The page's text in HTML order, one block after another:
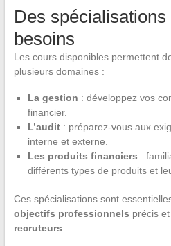
Des
besoins
Les cours disponibles permettent
plusieurs domaines :
La gestion : développez vos
financier.
L’audit: préparez-vous aux
interne et externe.
Les produits financiers :
différents types de produits et
Ces spécialisations sont
objectifs professionnels précis
recruteurs.